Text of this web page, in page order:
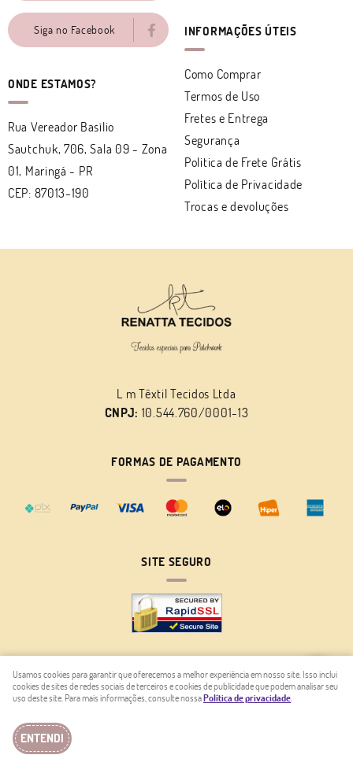
Siga no Facebook
ONDE ESTAMOS?
Rua Vereador Basílio
Sautchuk, 706, Sala 09 - Zona
01, Maringá - PR
CEP: 87013-190
INFORMAÇÕES ÚTEIS
Como Comprar
Termos de Uso
Fretes e Entrega
Segurança
Politica de Frete Grátis
Política de Privacidade
Trocas e devoluções
L m Têxtil Tecidos Ltda
CNPJ: 10.544.760/0001-13
FORMAS DE PAGAMENTO
SITE SEGURO
LOJA VIRTUAL CRIADA POR
Usamos cookies para garantir que oferecemos a melhor experiência em nosso site. Isso inclui
cookies de sites de redes sociais de terceiros e cookies de publicidade que podem analisar seu
uso deste site. Para mais informações, consulte nossaPolítica de privacidade.
ENTENDI